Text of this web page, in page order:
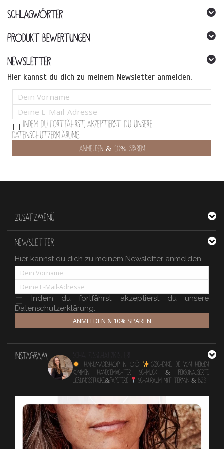
SCHLAGWÖRTER
PRODUKT BEWERTUNGEN
NEWSLETTER
Hier kannst du dich zu meinem Newsletter anmelden.
Indem Du fortfährst, akzeptierst Du unsere
Datenschutzerklärung.
ZUSATZMENÜ
NEWSLETTER
Hier kannst du dich zu meinem Newsletter anmelden.
Indem du fortfährst, akzeptierst du unsere
Datenschutzerklärung.
ANMELDEN & 10% SPAREN
INSTAGRAM
HANDMADESHOP in OÖ
Geschenke, die von Herzen
kommen Handgemachter Schmuck & personalisierte
Lieblingsstücke&Papeterie
Schauraum mit TERMIN & B2B